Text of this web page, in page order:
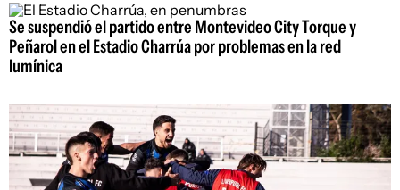
Se suspendió el partido entre Montevideo City Torque y
Peñarol en el Estadio Charrúa por problemas en la red
lumínica